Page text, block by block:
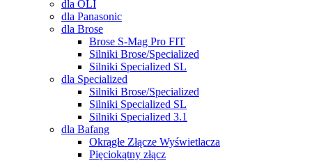
dla OLI
dla Panasonic
dla Brose
Brose S-Mag Pro FIT
Silniki Brose/Specialized
Silniki Specialized SL
dla Specialized
Silniki Brose/Specialized
Silniki Specialized SL
Silniki Specialized 3.1
dla Bafang
Okrągłe Złącze Wyświetlacza
Pięciokątny złącz